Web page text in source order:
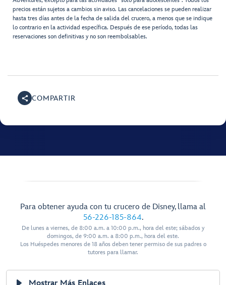
precios están sujetos a cambios sin aviso. Las cancelaciones se pueden realizar
hasta tres días antes de la fecha de salida del crucero, a menos que se indique
lo contrario en la actividad específica. Después de ese período, todas las
reservaciones son definitivas y no son reembolsables.
COMPARTIR
Para obtener ayuda con tu crucero de Disney, llama al
56-226-185-864.
De lunes a viernes, de 8:00 a.m. a 10:00 p.m., hora del este; sábados y
domingos, de 9:00 a.m. a 8:00 p.m., hora del este.
Los Huéspedes menores de 18 años deben tener permiso de sus padres o
tutores para llamar.
Mostrar Más Enlaces